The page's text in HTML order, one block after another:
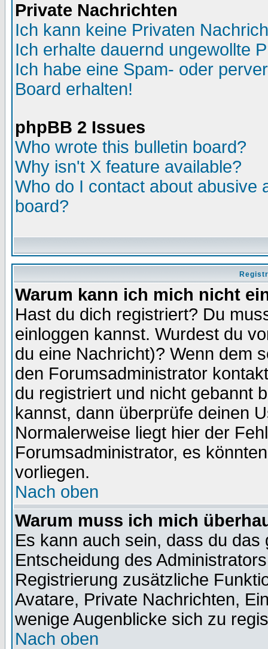
Private Nachrichten
Ich kann keine Privaten
Ich erhalte dauernd ungewollte
Ich habe eine Spam- oder
Board erhalten!
phpBB 2 Issues
Who wrote this bulletin board?
Why isn't X feature available?
Who do I contact about abusive
board?
Warum kann ich mich nicht
Hast du dich registriert? Du
einloggen kannst. Wurdest du
du eine Nachricht)? Wenn dem
den Forumsadministrator
du registriert und nicht gebannt
kannst, dann überprüfe deinen
Normalerweise liegt hier der
Forumsadministrator, es
vorliegen.
Nach oben
Warum muss ich mich
Es kann auch sein, dass du
Entscheidung des
Registrierung zusätzliche
Avatare, Private Nachrichten,
wenige Augenblicke sich zu
Nach oben